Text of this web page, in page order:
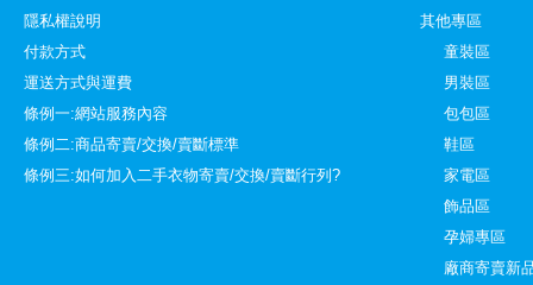
隱私權說明
付款方式
運送方式與運費
條例一:網站服務內容
條例二:商品寄賣/交換/賣斷標準
條例三:如何加入二手衣物寄賣/交換/賣斷行列?
其他專區
童裝區
男裝區
包包區
鞋區
家電區
飾品區
孕婦專區
廠商寄賣新